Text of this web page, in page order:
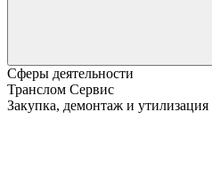
Сферы деятельности
Транслом Сервис
Закупка, демонтаж и утилизация